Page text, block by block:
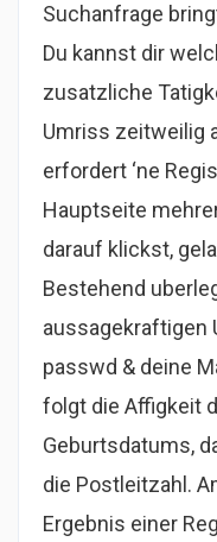
Suchanfrage
Du kannst dir
zusatzliche
Umriss zeitweilig
erfordert ‘ne
Hauptseite
darauf klickst,
Bestehend
aussagekraftigen
passwd & deine
folgt die Affigkeit
Geburtsdatums,
die Postleitzahl.
Ergebnis einer